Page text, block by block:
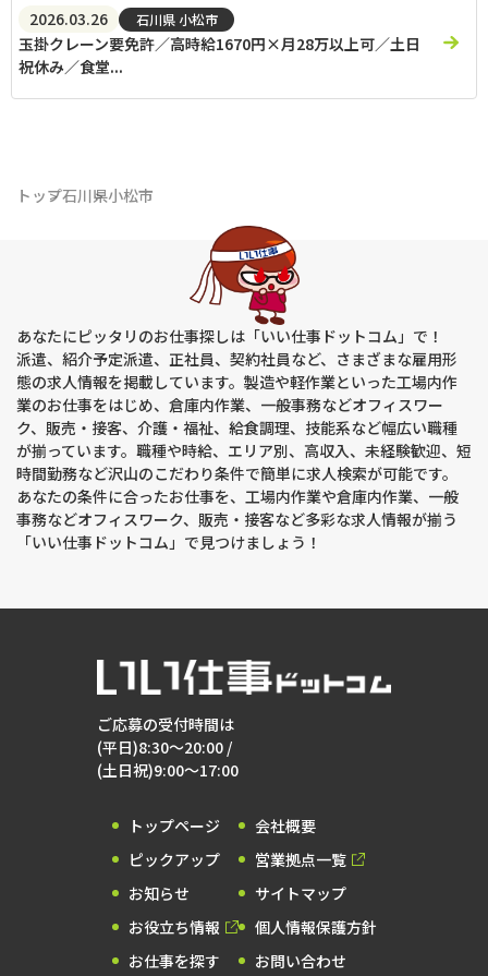
2026.03.26 石川県 小松市
玉掛クレーン要免許／高時給1670円×月28万以上可／土日
祝休み／食堂...
トップ石川県小松市
あなたにピッタリのお仕事探しは「いい仕事ドットコム」で！
派遣、紹介予定派遣、正社員、契約社員など、さまざまな雇用形
態の求人情報を掲載しています。製造や軽作業といった工場内作
業のお仕事をはじめ、倉庫内作業、一般事務などオフィスワー
ク、販売・接客、介護・福祉、給食調理、技能系など幅広い職種
が揃っています。職種や時給、エリア別、高収入、未経験歓迎、短
時間勤務など沢山のこだわり条件で簡単に求人検索が可能です。
あなたの条件に合ったお仕事を、工場内作業や倉庫内作業、一般
事務などオフィスワーク、販売・接客など多彩な求人情報が揃う
「いい仕事ドットコム」で見つけましょう！
ご応募の受付時間は
(平日)8:30～20:00 /
(土日祝)9:00～17:00
トップページ
ピックアップ
お知らせ
お役立ち情報
お仕事を探す
会社概要
営業拠点一覧
サイトマップ
個人情報保護方針
お問い合わせ